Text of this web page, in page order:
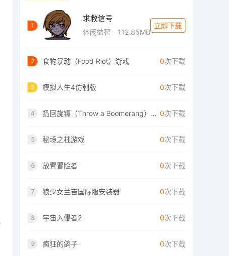
1
求救信号
休闲益智 112.85MB
立即下载
2 食物暴动（Food Riot）游戏 0次下载
3 模拟人生4仿制版 0次下载
4 扔回旋镖（Throw a Boomerang）手游 0次下载
5 秘境之柱游戏 0次下载
6 放置冒险者 0次下载
7 狼少女兰吉国际服安装器 0次下载
8 宇宙入侵者2 0次下载
9 疯狂的鸽子 0次下载